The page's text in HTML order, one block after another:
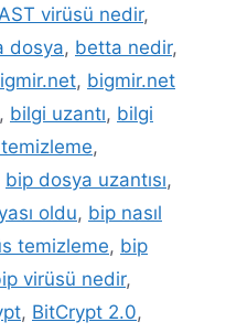
virüsü nedir,
dosya, betta nedir,
, bigmir.net
, bilgi uzantı, bilgi
,
bip dosya uzantısı,
oldu, bip nasıl
temizleme, bip
virüsü nedir,
, BitCrypt 2.0,